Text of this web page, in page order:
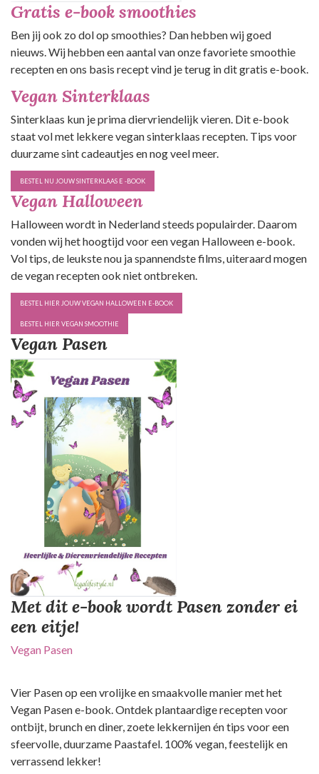
Gratis e-book smoothies
Ben jij ook zo dol op smoothies? Dan hebben wij goed
nieuws. Wij hebben een aantal van onze favoriete smoothie
recepten en ons basis recept vind je terug in dit gratis e-book.
Vegan Sinterklaas
Sinterklaas kun je prima diervriendelijk vieren. Dit e-book
staat vol met lekkere vegan sinterklaas recepten. Tips voor
duurzame sint cadeautjes en nog veel meer.
BESTEL NU JOUW SINTERKLAAS E -BOOK
Vegan Halloween
Halloween wordt in Nederland steeds populairder. Daarom
vonden wij het hoogtijd voor een vegan Halloween e-book.
Vol tips, de leukste nou ja spannendste films, uiteraard mogen
de vegan recepten ook niet ontbreken.
BESTEL HIER JOUW VEGAN HALLOWEEN E-BOOK
BESTEL HIER VEGAN SMOOTHIE
Vegan Pasen
Met dit e-book wordt Pasen zonder ei
een eitje!
Vegan Pasen
Vier Pasen op een vrolijke en smaakvolle manier met het
Vegan Pasen e-book. Ontdek plantaardige recepten voor
ontbijt, brunch en diner, zoete lekkernijen én tips voor een
sfeervolle, duurzame Paastafel. 100% vegan, feestelijk en
verrassend lekker!